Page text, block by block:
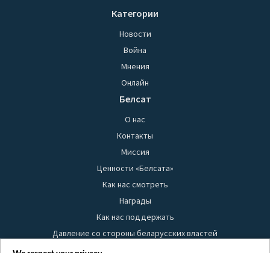
Категории
Новости
Война
Мнения
Онлайн
Белсат
О нас
Контакты
Миссия
Ценности «Белсата»
Как нас смотреть
Награды
Как нас поддержать
Давление со стороны беларусских властей
Правила использования материалов